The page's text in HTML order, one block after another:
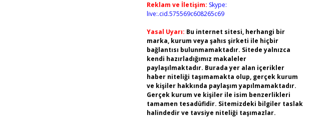
Reklam ve İletişim: Skype:
live:.cid.575569c608265c69
Yasal Uyarı: Bu internet sitesi, herhangi bir
marka, kurum veya şahıs şirketi ile hiçbir
bağlantısı bulunmamaktadır. Sitede yalnızca
kendi hazırladığımız makaleler
paylaşılmaktadır. Burada yer alan içerikler
haber niteliği taşımamakta olup, gerçek kurum
ve kişiler hakkında paylaşım yapılmamaktadır.
Gerçek kurum ve kişiler ile isim benzerlikleri
tamamen tesadüfidir. Sitemizdeki bilgiler taslak
halindedir ve tavsiye niteliği taşımazlar.